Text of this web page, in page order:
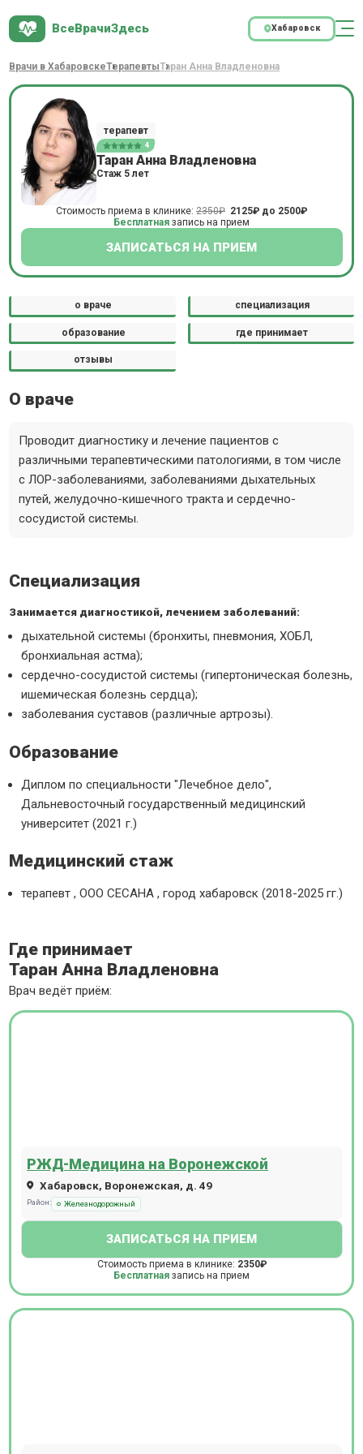
ВсеВрачиЗдесь Хабаровск
Врачи в ХабаровскеТерапевтыТаран Анна Владленовна
терапевт
4
Таран Анна Владленовна
Стаж 5 лет
Стоимость приема в клинике: 2350₽ 2125₽ до 2500₽
Бесплатная запись на прием
ЗАПИСАТЬСЯ НА ПРИЕМ
о враче специализация
образование где принимает
отзывы
О враче
Проводит диагностику и лечение пациентов с
различными терапевтическими патологиями, в том числе
с ЛОР-заболеваниями, заболеваниями дыхательных
путей, желудочно-кишечного тракта и сердечно-
сосудистой системы.
Специализация
Занимается диагностикой, лечением заболеваний:
дыхательной системы (бронхиты, пневмония, ХОБЛ,
бронхиальная астма);
сердечно-сосудистой системы (гипертоническая болезнь,
ишемическая болезнь сердца);
заболевания суставов (различные артрозы).
Образование
Диплом по специальности "Лечебное дело",
Дальневосточный государственный медицинский
университет (2021 г.)
Медицинский стаж
терапевт , ООО СЕСАНА , город хабаровск (2018-2025 гг.)
Где принимает
Таран Анна Владленовна
Врач ведёт приём:
РЖД-Медицина на Воронежской
Хабаровск, Воронежская, д. 49
Район: Железнодорожный
ЗАПИСАТЬСЯ НА ПРИЕМ
Стоимость приема в клинике: 2350₽
Бесплатная запись на прием